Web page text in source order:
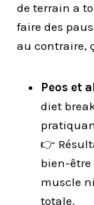
de terrain a
faire des
au contraire,
Peos et
diet
👉
bien-être
muscle
totale.